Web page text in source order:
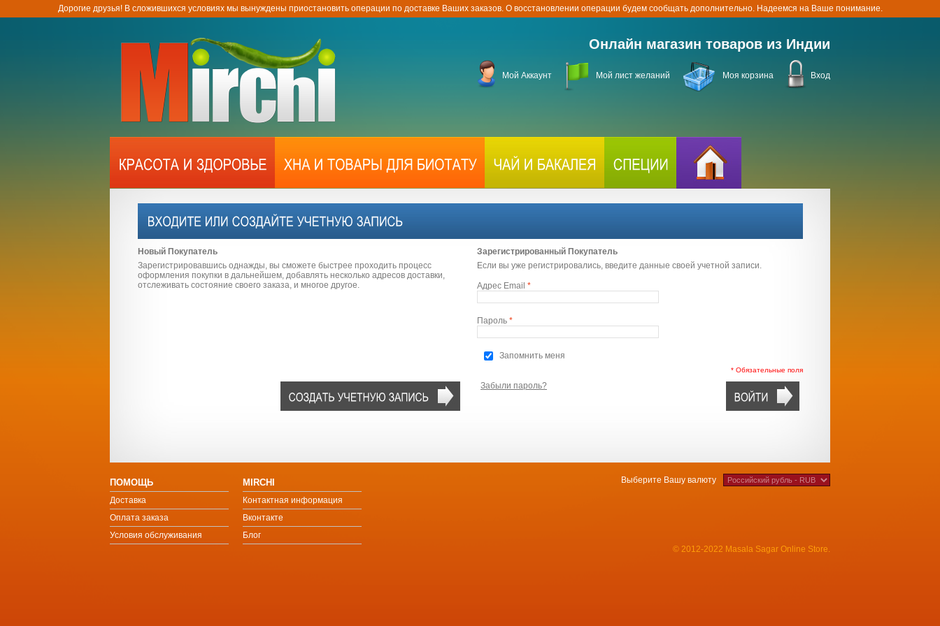
Дорогие друзья! В сложившихся условиях мы вынуждены приостановить операции по доставке Ваших заказов. О восстановлении операции будем сообщать дополнительно. Надеемся на Ваше понимание.
Онлайн магазин товаров из Индии
Мой Аккаунт Мой лист желаний Моя корзина Вход
Новый Покупатель
Зарегистрировавшись однажды, вы сможете быстрее проходить процесс
оформления покупки в дальнейшем, добавлять несколько адресов доставки,
отслеживать состояние своего заказа, и многое другое.
Зарегистрированный Покупатель
Если вы уже регистрировались, введите данные своей учетной записи.
*
Адрес Email
*
Пароль
Запомнить меня
* Обязательные поля
Забыли пароль?
ПОМОЩЬ
Доставка
Оплата заказа
Условия обслуживания
MIRCHI
Контактная информация
Вконтакте
Блог
Выберите Вашу валюту
© 2012-2022 Masala Sagar Online Store.